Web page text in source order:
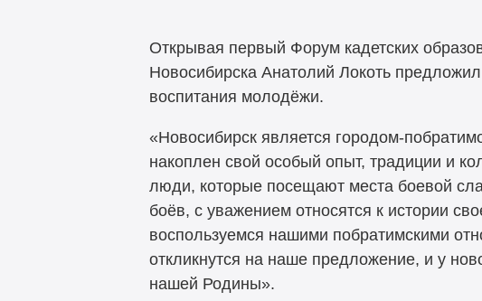
Открывая первый Форум кадетских
Новосибирска Анатолий Локоть
воспитания молодёжи.
«Новосибирск является городом-
накоплен свой особый опыт, традиции и
люди, которые посещают места боевой
боёв, с уважением относятся к истории
воспользуемся нашими побратимскими
откликнутся на наше предложение, и у
нашей Родины».